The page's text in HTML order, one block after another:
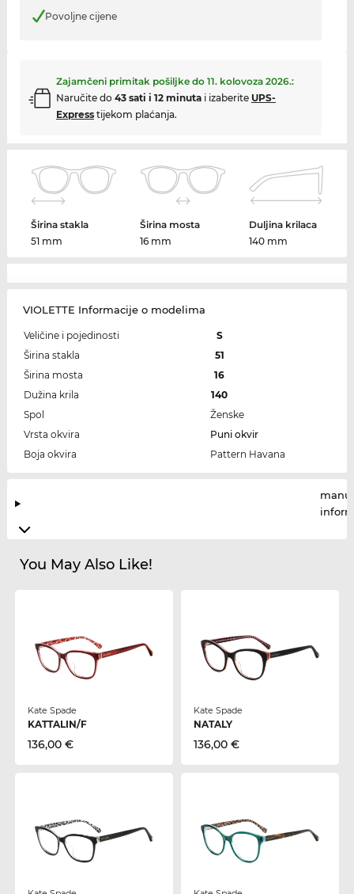
Povoljne cijene
Zajamčeni primitak pošiljke do 11. kolovoza 2026.:
Naručite do 43 sati i 12 minutai izaberite UPS-
Expresstijekom plaćanja.
Širina stakla
51 mm
Širina mosta
16 mm
Duljina krilaca
140 mm
VIOLETTE Informacije o modelima
Veličine i pojedinosti
S
Širina stakla
51
Širina mosta
16
Dužina krila
140
Spol
Ženske
Vrsta okvira
Puni okvir
Boja okvira
Pattern Havana
You May Also Like!
Kate Spade
KATTALIN/F
136,00 €
Kate Spade
NATALY
136,00 €